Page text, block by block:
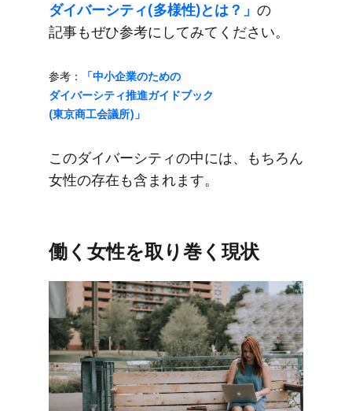
ダイバーシティ(​多様性)とは？」 の​
記事も​ぜひ参考に​してみてください。
参考：
​「中小企業の​ための​
ダイバーシティ推進ガイドブック
(東京商工会議所)」
この​ダイバーシティの​中には、​もちろん​
女性の​存在も​含まれます。
働く​女性を​取り巻く​現状